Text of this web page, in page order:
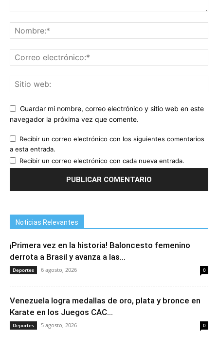
Guardar mi nombre, correo electrónico y sitio web en este
navegador la próxima vez que comente.
Recibir un correo electrónico con los siguientes comentarios
a esta entrada.
Recibir un correo electrónico con cada nueva entrada.
Noticias Relevantes
¡Primera vez en la historia! Baloncesto femenino
derrota a Brasil y avanza a las...
Deportes 6 agosto, 2026 0
Venezuela logra medallas de oro, plata y bronce en
Karate en los Juegos CAC...
Deportes 5 agosto, 2026 0